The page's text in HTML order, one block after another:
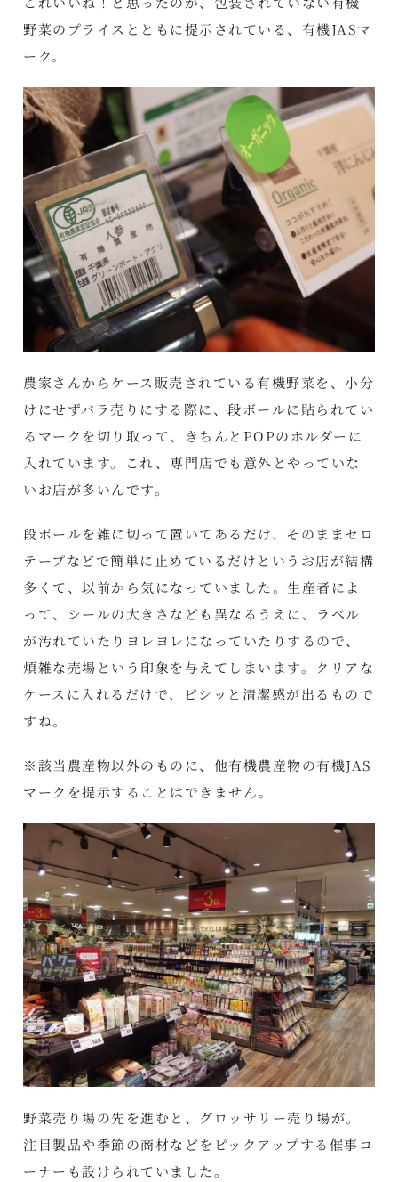
野菜のプライスとともに提示されている、有機JASマ
ーク。
農家さんからケース販売されている有機野菜を、小分
けにせずバラ売りにする際に、段ボールに貼られてい
るマークを切り取って、きちんとPOPのホルダーに
入れています。これ、専門店でも意外とやっていな
いお店が多いんです。
段ボールを雑に切って置いてあるだけ、そのままセロ
テープなどで簡単に止めているだけというお店が結構
多くて、以前から気になっていました。生産者によ
って、シールの大きさなども異なるうえに、ラベル
が汚れていたりヨレヨレになっていたりするので、
煩雑な売場という印象を与えてしまいます。クリアな
ケースに入れるだけで、ピシッと清潔感が出るもので
すね。
※該当農産物以外のものに、他有機農産物の有機JAS
マークを提示することはできません。
野菜売り場の先を進むと、グロッサリー売り場が。
注目製品や季節の商材などをピックアップする催事コ
ーナーも設けられていました。